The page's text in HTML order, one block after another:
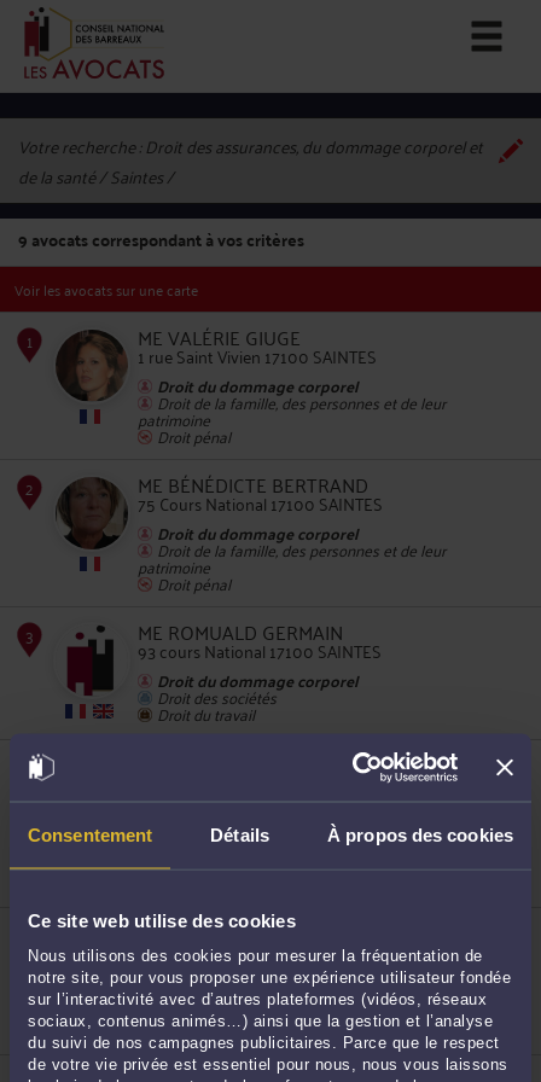
Consentement Détails À propos des cookies
Ce site web utilise des cookies
Nous utilisons des cookies pour mesurer la fréquentation de
notre site, pour vous proposer une expérience utilisateur fondée
sur l’interactivité avec d’autres plateformes (vidéos, réseaux
sociaux, contenus animés…) ainsi que la gestion et l’analyse
du suivi de nos campagnes publicitaires. Parce que le respect
de votre vie privée est essentiel pour nous, nous vous laissons
Votre recherche :Droit des assurances, du dommage corporel et
de la santé / Saintes
9avocats correspondant à vos critères
Voir les avocats sur une carte
ME VALÉRIE GIUGE
1 rue Saint Vivien 17100 SAINTES
Droit du dommage corporel
Droit de la famille, des personnes et de leur
patrimoine
Droit pénal
ME BÉNÉDICTE BERTRAND
75 Cours National 17100 SAINTES
Droit du dommage corporel
Droit de la famille, des personnes et de leur
patrimoine
Droit pénal
3
ME ROMUALD GERMAIN
93 cours National 17100 SAINTES
Droit du dommage corporel
Droit des sociétés
Droit du travail
4
23 cours Lemercier 17100 SAINTES
Accepte les consultations vidéo
Droit du dommage corporel
Droit de la famille, des personnes et de leur
patrimoine
ME JULIEN NOGARET
Chemin des Marsais 17100 SAINTES
Droit du dommage corporel
Droit de la famille, des personnes et de leur
patrimoine
Droit des sociétés